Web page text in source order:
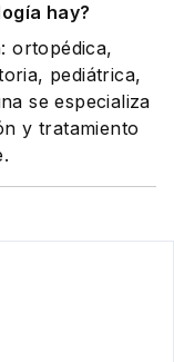
hay?
ortopédica,
pediátrica,
se especializa
y tratamiento